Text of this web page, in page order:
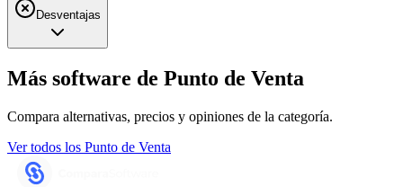
Desventajas
Más software de Punto de Venta
Compara alternativas, precios y opiniones de la categoría.
Ver todos los Punto de Venta